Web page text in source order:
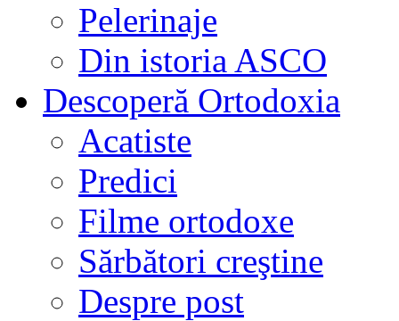
Pelerinaje
Din istoria ASCO
Descoperă Ortodoxia
Acatiste
Predici
Filme ortodoxe
Sărbători creştine
Despre post